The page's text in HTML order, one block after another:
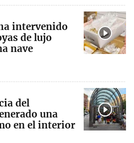
intervenido
de lujo
nave
del
una
en el interior